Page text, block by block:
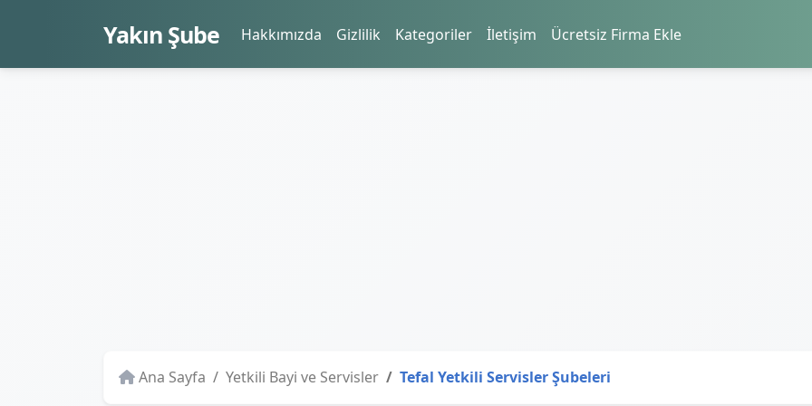
Yakın Şube Hakkımızda Gizlilik Kategoriler İletişim Ücretsiz Firma Ekle
Ana Sayfa Yetkili Bayi ve Servisler Tefal Yetkili Servisler Şubeleri